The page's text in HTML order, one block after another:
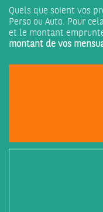
Quels que soient vos
Perso ou Auto. Pour
et le montant
montant de vos